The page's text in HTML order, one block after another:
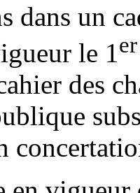
dans un
le 1 er
des